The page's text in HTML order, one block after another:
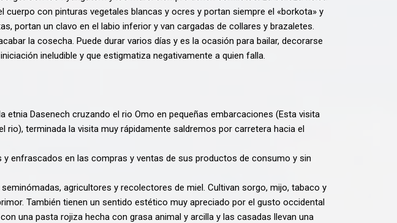
con pinturas vegetales blancas y ocres y portan siempre el «borkota» y
portan un clavo en el labio inferior y van cargadas de collares y brazaletes.
la cosecha. Puede durar varios días y es la ocasión para bailar, decorarse
ineludible y que estigmatiza negativamente a quien falla.
Dasenech cruzando el rio Omo en pequeñas embarcaciones (Esta visita
terminada la visita muy rápidamente saldremos por carretera hacia el
enfrascados en las compras y ventas de sus productos de consumo y sin
agricultores y recolectores de miel. Cultivan sorgo, mijo, tabaco y
También tienen un sentido estético muy apreciado por el gusto occidental
una pasta rojiza hecha con grasa animal y arcilla y las casadas llevan una